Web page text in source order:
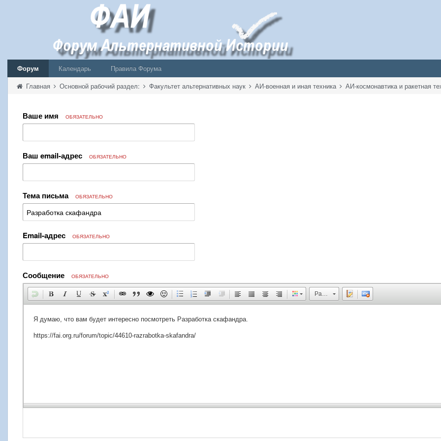
Форум Календарь
Правила Форума
Главная Основной рабочий раздел: Факультет альтернативных наук АИ-военная и иная техника АИ-космонавтика и ракетная
Ваше имя ОБЯЗАТЕЛЬНО
Ваш email-адрес ОБЯЗАТЕЛЬНО
Тема письма ОБЯЗАТЕЛЬНО
Email-адрес ОБЯЗАТЕЛЬНО
Сообщение ОБЯЗАТЕЛЬНО
Размер